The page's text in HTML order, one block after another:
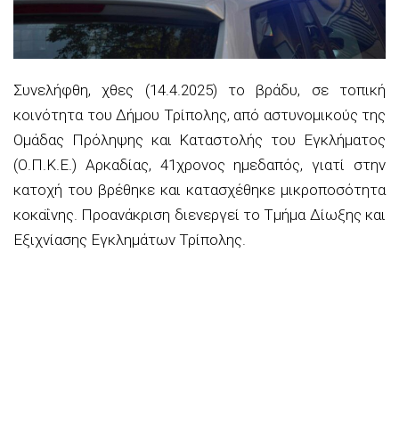
Συνελήφθη, χθες (14.4.2025) το βράδυ, σε τοπική
κοινότητα του Δήμου Τρίπολης, από αστυνομικούς της
Ομάδας Πρόληψης και Καταστολής του Εγκλήματος
(Ο.Π.Κ.Ε.) Αρκαδίας, 41χρονος ημεδαπός, γιατί στην
κατοχή του βρέθηκε και κατασχέθηκε μικροποσότητα
κοκαΐνης. Προανάκριση διενεργεί το Τμήμα Δίωξης και
Εξιχνίασης Εγκλημάτων Τρίπολης.